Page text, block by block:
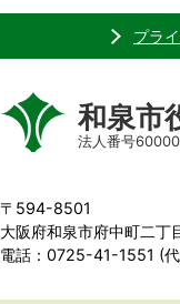
プラ
和泉市
法人番号
〒594-8501
大阪府和泉市府中町二丁
電話：0725-41-1551 (